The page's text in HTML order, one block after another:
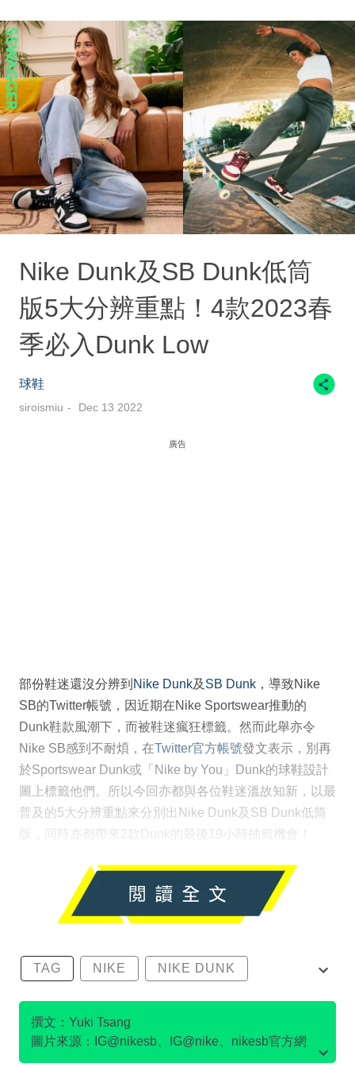
Nike Dunk及SB Dunk低筒
版5大分辨重點！4款2023春
季必入Dunk Low
球鞋
siroismiu Dec 13 2022
廣告
部份鞋迷還沒分辨到 Nike Dunk及 SB Dunk ，導致Nike
SB的Twitter帳號，因近期在Nike Sportswear推動的
Dunk鞋款風潮下，而被鞋迷瘋狂標籤。然而此舉亦令
Nike SB感到不耐煩，在Twitter官方帳號發文表示，別再
於Sportswear Dunk或「Nike by You」Dunk的球鞋設計
圖上標籤他們。所以今回亦都與各位鞋迷溫故知新，以最
普及的5大分辨重點來分別出Nike Dunk及SB Dunk低筒
版，同時亦都帶來2款Dunk的最後19小時抽籤機會！
TAG NIKE NIKE DUNK
SB DUNK
撰文：Yuki Tsang
圖片來源：IG@nikesb、IG@nike、nikesb官方網
站、Twitter@nikesb截圖、nike官方網站、